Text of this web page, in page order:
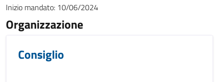
Inizio mandato: 10/06/2024
Organizzazione
Consiglio